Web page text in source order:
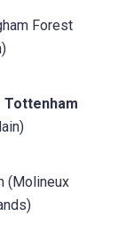
Forest
Tottenham
(Molineux